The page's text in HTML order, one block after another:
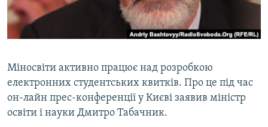
ВІДЕОУРОКИ «ELIFBE»
СВІДЧЕННЯ ОКУПАЦІЇ
Русский
Qırımtatar
Міносвіти активно працює над розробкою
електронних студентських квитків. Про це під час
он-лайн прес-конференції у Києві заявив міністр
освіти і науки Дмитро Табачник.